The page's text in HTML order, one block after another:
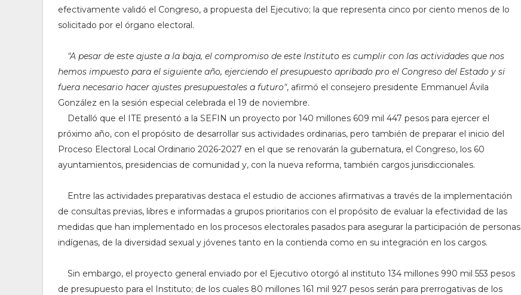
efectivamente validó el Congreso, a propuesta del Ejecutivo; la que representa cinco por ciento menos de lo
solicitado por el órgano electoral.
"A pesar de este ajuste a la baja, el compromiso de este Instituto es cumplir con las actividades que nos
hemos impuesto para el siguiente año, ejerciendo el presupuesto apribado pro el Congreso del Estado y si
fuera necesario hacer ajustes presupuestales a futuro", afirmó el consejero presidente Emmanuel Ávila
González en la sesión especial celebrada el 19 de noviembre.
Detalló que el ITE presentó a la SEFIN un proyecto por 140 millones 609 mil 447 pesos para ejercer el
próximo año, con el propósito de desarrollar sus actividades ordinarias, pero también de preparar el inicio del
Proceso Electoral Local Ordinario 2026-2027 en el que se renovarán la gubernatura, el Congreso, los 60
ayuntamientos, presidencias de comunidad y, con la nueva reforma, también cargos jurisdiccionales.
Entre las actividades preparativas destaca el estudio de acciones afirmativas a través de la implementación
de consultas previas, libres e informadas a grupos prioritarios con el propósito de evaluar la efectividad de las
medidas que han implementado en los procesos electorales pasados para asegurar la participación de personas
indígenas, de la diversidad sexual y jóvenes tanto en la contienda como en su integración en los cargos.
Sin embargo, el proyecto general enviado por el Ejecutivo otorgó al instituto 134 millones 990 mil 553 pesos
de presupuesto para el Instituto; de los cuales 80 millones 161 mil 927 pesos serán para prerrogativas de los